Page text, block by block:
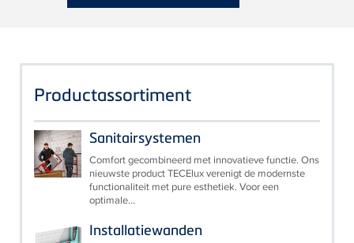
Productassortiment
Sanitairsystemen
Comfort gecombineerd met innovatieve functie. Ons
nieuwste product TECElux verenigt de modernste
functionaliteit met pure esthetiek. Voor een
optimale...
Installatiewanden